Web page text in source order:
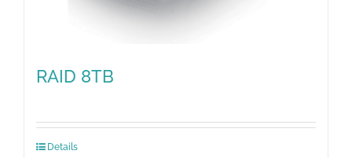
RAID 8TB
Details